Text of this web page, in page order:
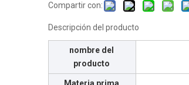
Compartir con:
Descripción del producto
nombre del
producto